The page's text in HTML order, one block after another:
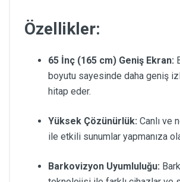
Özellikler:
65 İnç (165 cm) Geniş Ekran:
boyutu sayesinde daha geniş
hitap eder.
Yüksek Çözünürlük: Canlı ve
ile etkili sunumlar yapmanıza
Barkovizyon Uyumluluğu: